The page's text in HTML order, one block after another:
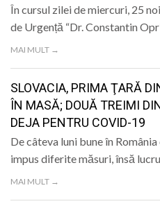
În cursul zilei de miercuri, 25
de Urgență “Dr. Constantin
MAI MULT →
SLOVACIA, PRIMA ŢARĂ
ÎN MASĂ; DOUĂ TREIMI
DEJA PENTRU COVID-19
De câteva luni bune în
impus diferite măsuri, însă
MAI MULT →